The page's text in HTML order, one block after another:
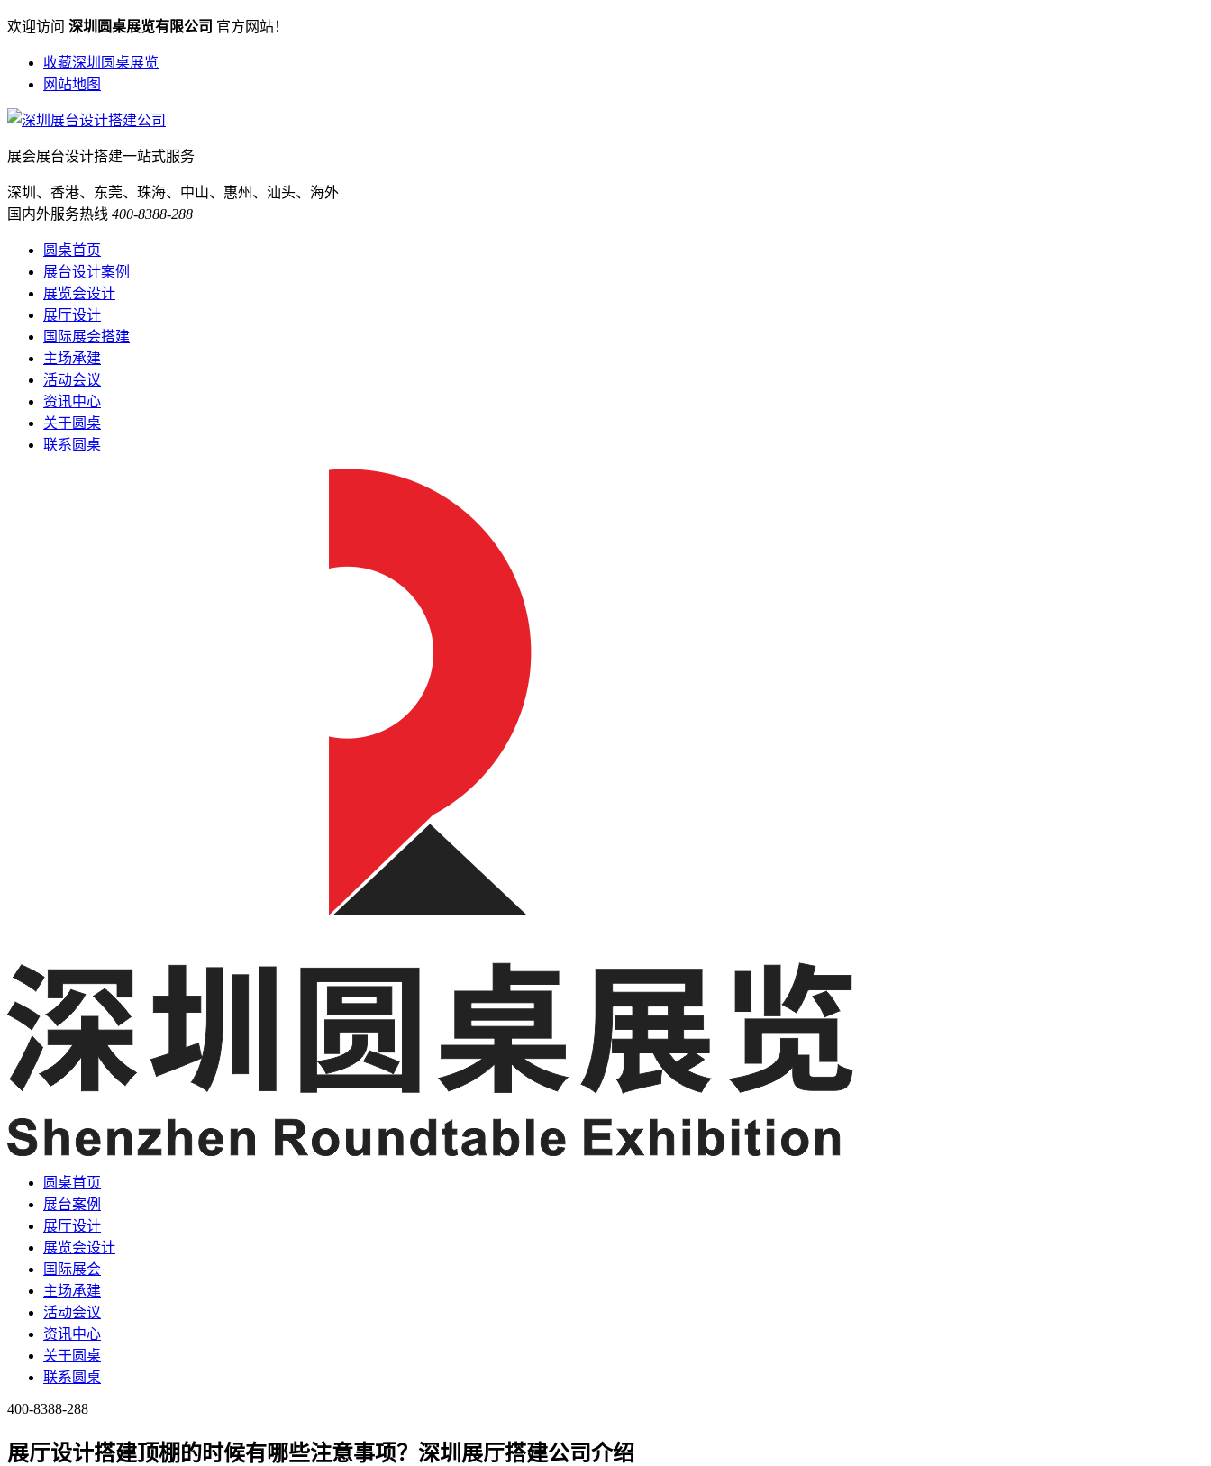
欢迎访问 深圳圆桌展览有限公司 官方网站！
收藏深圳圆桌展览
网站地图
展会展台设计搭建一站式服务
深圳、香港、东莞、珠海、中山、惠州、汕头、海外
国内外服务热线 400-8388-288
圆桌首页
展台设计案例
展览会设计
展厅设计
国际展会搭建
主场承建
活动会议
资讯中心
关于圆桌
联系圆桌
圆桌首页
展台案例
展厅设计
展览会设计
国际展会
主场承建
活动会议
资讯中心
关于圆桌
联系圆桌
400-8388-288
展厅设计搭建顶棚的时候有哪些注意事项？深圳展厅搭建公司介绍